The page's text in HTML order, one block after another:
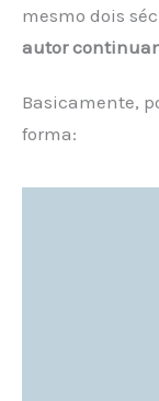
mesmo dois
autor
Basicamente,
forma: